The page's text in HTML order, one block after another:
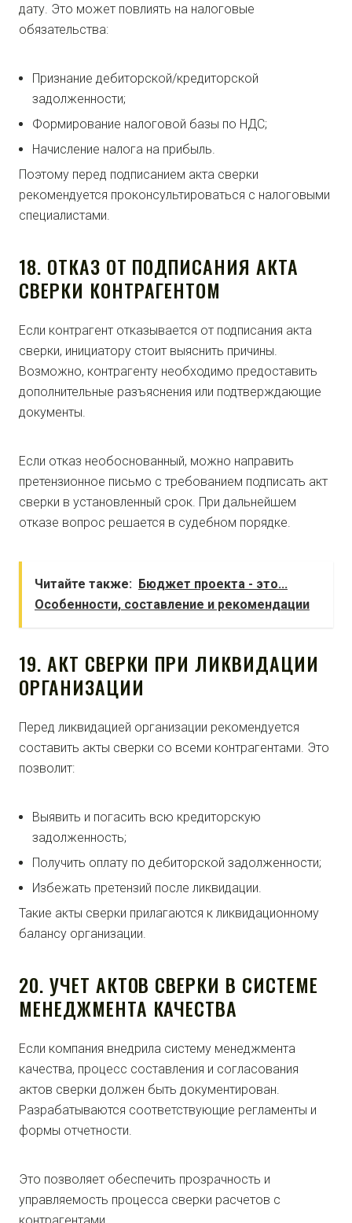
дату. Это может повлиять на налоговые
обязательства:
Признание дебиторской/кредиторской
задолженности;
Формирование налоговой базы по НДС;
Начисление налога на прибыль.
Поэтому перед подписанием акта сверки
рекомендуется проконсультироваться с налоговыми
специалистами.
18. ОТКАЗ ОТ ПОДПИСАНИЯ АКТА
СВЕРКИ КОНТРАГЕНТОМ
Если контрагент отказывается от подписания акта
сверки, инициатору стоит выяснить причины.
Возможно, контрагенту необходимо предоставить
дополнительные разъяснения или подтверждающие
документы.
Если отказ необоснованный, можно направить
претензионное письмо с требованием подписать акт
сверки в установленный срок. При дальнейшем
отказе вопрос решается в судебном порядке.
Читайте также: Бюджет проекта - это...
Особенности, составление и рекомендации
19. АКТ СВЕРКИ ПРИ ЛИКВИДАЦИИ
ОРГАНИЗАЦИИ
Перед ликвидацией организации рекомендуется
составить акты сверки со всеми контрагентами. Это
позволит:
Выявить и погасить всю кредиторскую
задолженность;
Получить оплату по дебиторской задолженности;
Избежать претензий после ликвидации.
Такие акты сверки прилагаются к ликвидационному
балансу организации.
20. УЧЕТ АКТОВ СВЕРКИ В СИСТЕМЕ
МЕНЕДЖМЕНТА КАЧЕСТВА
Если компания внедрила систему менеджмента
качества, процесс составления и согласования
актов сверки должен быть документирован.
Разрабатываются соответствующие регламенты и
формы отчетности.
Это позволяет обеспечить прозрачность и
управляемость процесса сверки расчетов с